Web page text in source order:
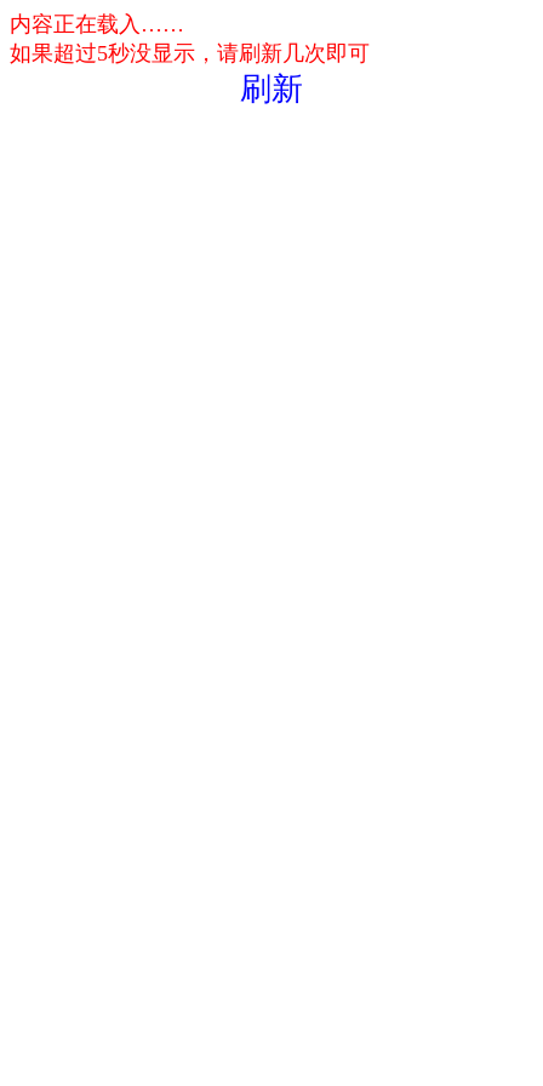
内容正在载入……
如果超过5秒没显示，请刷新几次即可
刷新